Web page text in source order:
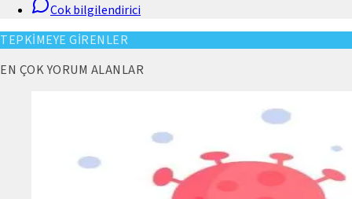
Cok bilgilendirici
TEPKİMEYE GİRENLER
EN ÇOK YORUM ALANLAR